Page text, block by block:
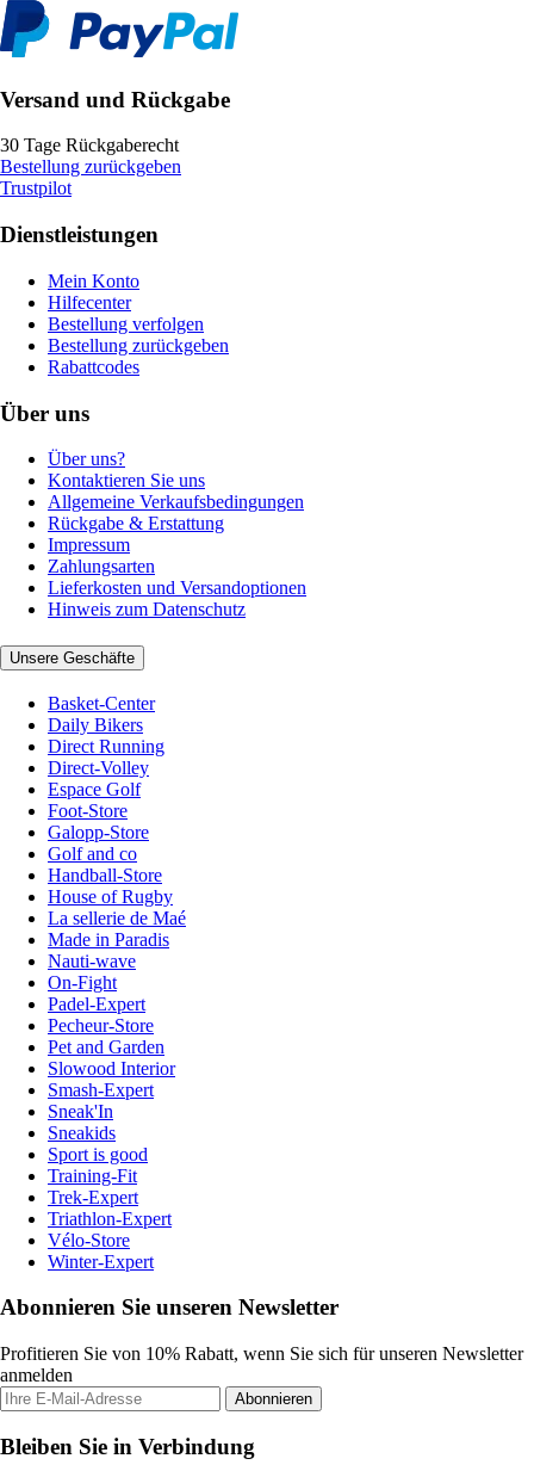
Versand und Rückgabe
30 Tage Rückgaberecht
Bestellung zurückgeben
Trustpilot
Dienstleistungen
Mein Konto
Hilfecenter
Bestellung verfolgen
Bestellung zurückgeben
Rabattcodes
Über uns
Über uns?
Kontaktieren Sie uns
Allgemeine Verkaufsbedingungen
Rückgabe & Erstattung
Impressum
Zahlungsarten
Lieferkosten und Versandoptionen
Hinweis zum Datenschutz
Unsere Geschäfte
Basket-Center
Daily Bikers
Direct Running
Direct-Volley
Espace Golf
Foot-Store
Galopp-Store
Golf and co
Handball-Store
House of Rugby
La sellerie de Maé
Made in Paradis
Nauti-wave
On-Fight
Padel-Expert
Pecheur-Store
Pet and Garden
Slowood Interior
Smash-Expert
Sneak'In
Sneakids
Sport is good
Training-Fit
Trek-Expert
Triathlon-Expert
Vélo-Store
Winter-Expert
Abonnieren Sie unseren Newsletter
Profitieren Sie von 10% Rabatt, wenn Sie sich für unseren Newsletter
anmelden
Abonnieren
Bleiben Sie in Verbindung